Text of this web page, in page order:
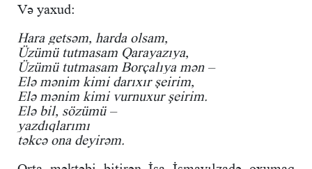
Və yaxud:
Hara getsəm, harda olsam,
Üzümü tutmasam Qarayazıya,
Üzümü tutmasam Borçalıya mən –
Elə mənim kimi darıxır şeirim,
Elə mənim kimi vurnuxur şeirim.
Elə bil, sözümü –
yazdıqlarımı
təkcə ona deyirəm.